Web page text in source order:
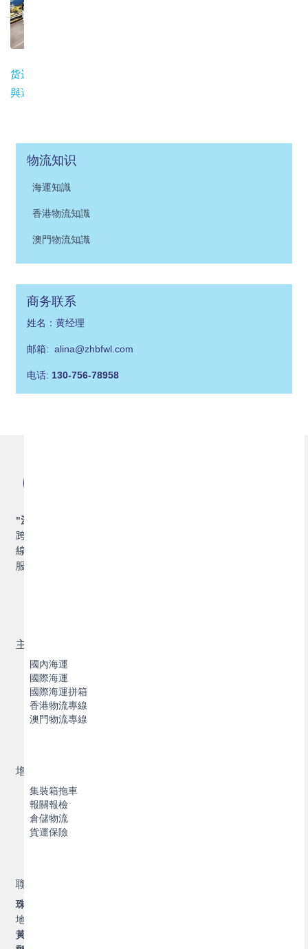
货运保險常見問題
與避坑指南
物流知识
海運知識
香港物流知識
澳門物流知識
商务联系
姓名：黄经理
邮箱: alina@zhbfwl.com
电话: 130-756-78958
"深耕灣區，聯通世界
跨境物流解決方案，包括集裝箱國內海運、國際海運，香港專
線、澳門專線，並提供拖車，報關報檢，倉儲，保險等增值物流
服務。
主營業務
國內海運
國際海運
國際海運拼箱
香港物流專線
澳門物流專線
增值服務
集裝箱拖車
報關報檢
倉儲物流
貨運保險
聯繫我們
珠海橫琴博豐物流有限公司
地址：珠海市香洲區前山翠景路
黃經理